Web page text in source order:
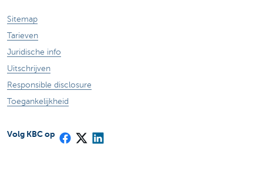
Sitemap
Tarieven
Juridische info
Uitschrijven
Responsible disclosure
Toegankelijkheid
Volg KBC op